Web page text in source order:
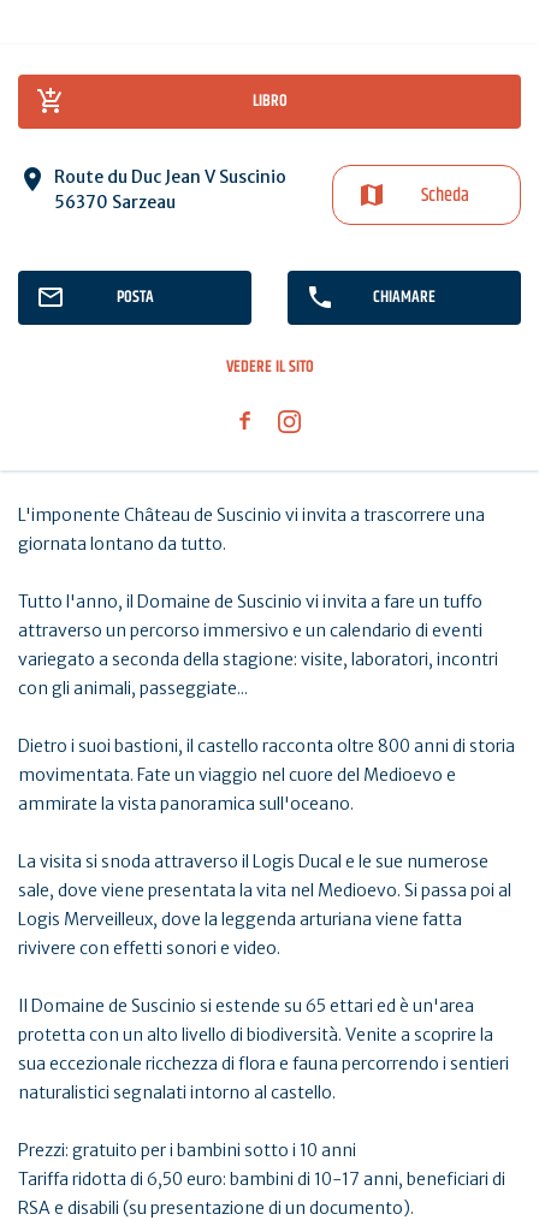
LIBRO
Route du Duc Jean V Suscinio
56370 Sarzeau
Scheda
POSTA CHIAMARE
VEDERE IL SITO
L'imponente Château de Suscinio vi invita a trascorrere una
giornata lontano da tutto.
Tutto l'anno, il Domaine de Suscinio vi invita a fare un tuffo
attraverso un percorso immersivo e un calendario di eventi
variegato a seconda della stagione: visite, laboratori, incontri
con gli animali, passeggiate...
Dietro i suoi bastioni, il castello racconta oltre 800 anni di storia
movimentata. Fate un viaggio nel cuore del Medioevo e
ammirate la vista panoramica sull'oceano.
La visita si snoda attraverso il Logis Ducal e le sue numerose
sale, dove viene presentata la vita nel Medioevo. Si passa poi al
Logis Merveilleux, dove la leggenda arturiana viene fatta
rivivere con effetti sonori e video.
Il Domaine de Suscinio si estende su 65 ettari ed è un'area
protetta con un alto livello di biodiversità. Venite a scoprire la
sua eccezionale ricchezza di flora e fauna percorrendo i sentieri
naturalistici segnalati intorno al castello.
Prezzi: gratuito per i bambini sotto i 10 anni
Tariffa ridotta di 6,50 euro: bambini di 10-17 anni, beneficiari di
RSA e disabili (su presentazione di un documento).